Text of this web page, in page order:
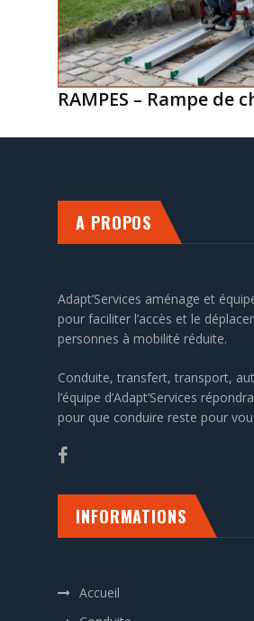
RAMPES – Rampe de
A PROPOS
Adapt’Services aménage et
pour faciliter l’accès et le
personnes à mobilité réduite.
Conduite, transfert, transport,
l’équipe d’Adapt’Services
pour que conduire reste pour
INFORMATIONS
Accueil